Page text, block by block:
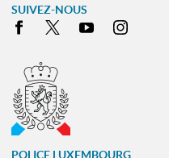
SUIVEZ-NOUS
Facebook
X Youtube
POLICE LUXEMBOURG